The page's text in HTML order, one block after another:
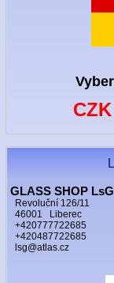
CZK
GLASS SHOP
Revoluční 126/11
46001 Liberec
+420777722685
+420487722685
lsg@atlas.cz